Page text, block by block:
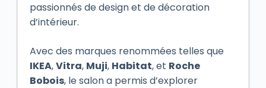
passionnés de design et de décoration
d’intérieur.
Avec des marques renommées telles que
IKEA,Vitra, Muji, Habitat, et Roche
Bobois, le salon a permis d’explorer